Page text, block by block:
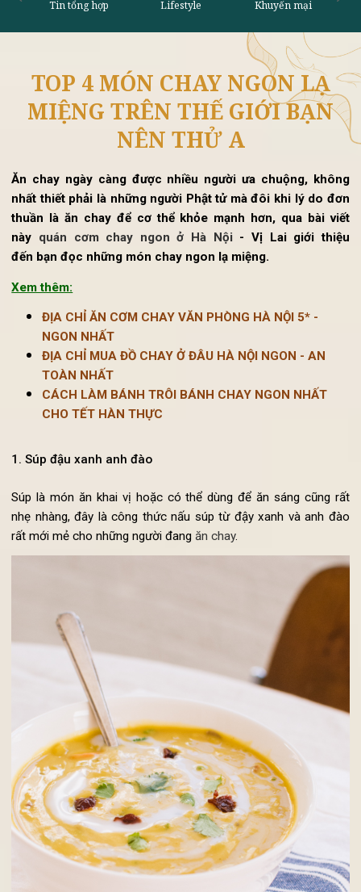
Tin tổng hợp Lifestyle
TOP 4 MÓN CHAY NGON LẠ
MIỆNG TRÊN THẾ GIỚI BẠN
NÊN THỬ A
Ăn chay ngày càng được nhiều người ưa chuộng,
nhất thiết phải là những người Phật tử mà đôi khi lý do
thuần là ăn chay để cơ thể khỏe mạnh hơn, qua bài
đến bạn đọc những
Xem thêm:
ĐỊA CHỈ ĂN CƠM CHAY VĂN PHÒNG HÀ NỘI 5* -
NGON NHẤT
ĐỊA CHỈ MUA ĐỒ CHAY Ở ĐÂU HÀ NỘI NGON - AN
TOÀN NHẤT
CHO TẾT HÀN THỰC
1. Súp đậu xanh anh đào
Súp là món ăn khai vị hoặc có thể dùng để ăn sáng cũng
nhẹ nhàng, đây là công thức nấu súp từ đậy xanh và anh